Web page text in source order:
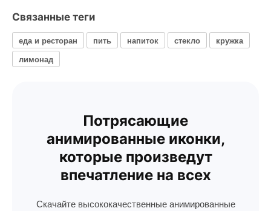
Связанные теги
еда и ресторан пить напиток стекло
кружка
лимонад
Потрясающие
анимированные иконки,
которые произведут
впечатление на всех
Скачайте высококачественные анимированные